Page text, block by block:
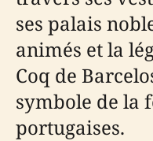
ses palais
animés et la
Coq de
symbole de la
portugaises.